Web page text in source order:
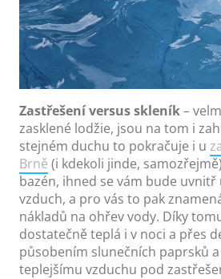
Zastřešení versus skleník–
zasklené lodžie, jsou na tom i
stejném duchu to pokračuje i u
Brně (i kdekoli jinde,
bazén, ihned se vám bude
vzduch, a pro vás to pak
nákladů na ohřev vody. Díky
dostatečně teplá i v noci a přes
působením slunečních paprsků
teplejšímu vzduchu pod